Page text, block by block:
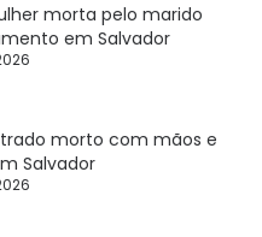
morta pelo marido
em Salvador
morto com mãos e
Salvador